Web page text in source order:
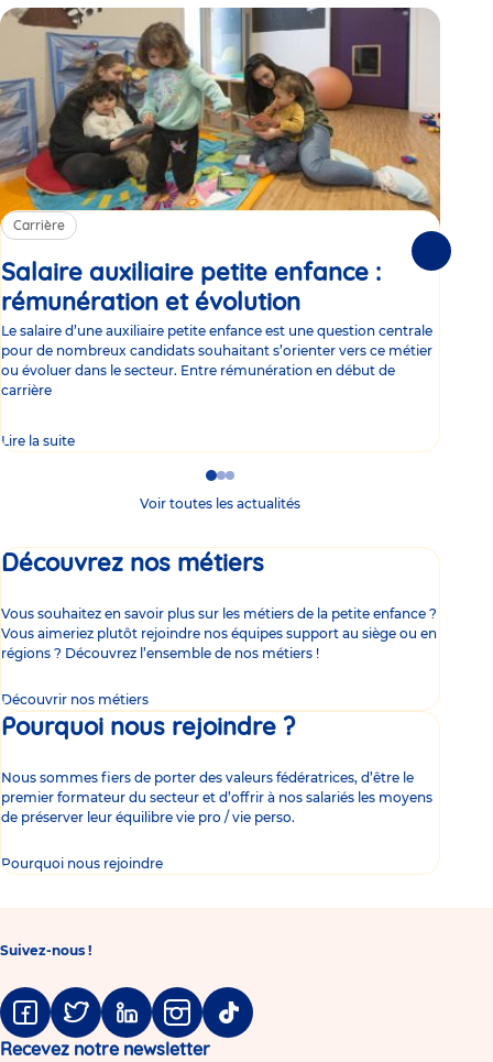
Carrière
Salaire auxiliaire petite enfance :
rémunération et évolution
Le salaire d’une auxiliaire petite enfance est une question centrale
pour de nombreux candidats souhaitant s’orienter vers ce métier
ou évoluer dans le secteur. Entre rémunération en début de
carrière
Lire la suite
Go
to
Go
to
Go
to
Voir toutes les actualités
Découvrez nos métiers
Vous souhaitez en savoir plus sur les métiers de la petite enfance ?
Vous aimeriez plutôt rejoindre nos équipes support au siège ou en
régions ? Découvrez l’ensemble de nos métiers !
Découvrir nos métiers
Pourquoi nous rejoindre ?
Nous sommes fiers de porter des valeurs fédératrices, d’être le
premier formateur du secteur et d’offrir à nos salariés les moyens
de préserver leur équilibre vie pro / vie perso.
Pourquoi nous rejoindre
Suivez-nous !
FacebookTwitter LinkedinInstagramTiktok
Recevez notre newsletter